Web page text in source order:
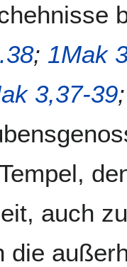
; 1Mak
3,37-39
auch
die